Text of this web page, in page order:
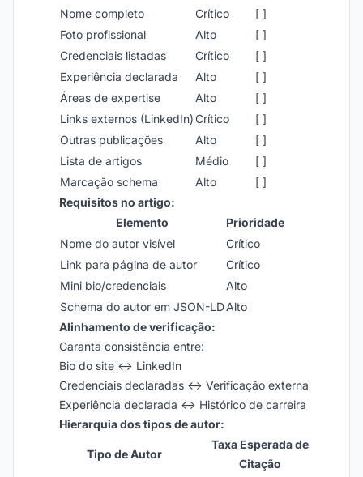
Nome completo
Crítico
[ ]
Foto profissional
Alto
[ ]
Credenciais listadas
Crítico
[ ]
Experiência declarada
Alto
[ ]
Áreas de expertise
Alto
[ ]
Links externos (LinkedIn)Crítico
[ ]
Outras publicações
Alto
[ ]
Lista de artigos
Médio
[ ]
Marcação schema
Alto
[ ]
Requisitos no artigo:
Elemento
Prioridade
Nome do autor visível
Crítico
Link para página de autor
Crítico
Mini bio/credenciais
Alto
Schema do autor em JSON-LDAlto
Alinhamento de verificação:
Garanta consistência entre:
Bio do site ↔ LinkedIn
Credenciais declaradas ↔ Verificação externa
Experiência declarada ↔ Histórico de carreira
Hierarquia dos tipos de autor:
Tipo de Autor
Taxa Esperada de
Citação